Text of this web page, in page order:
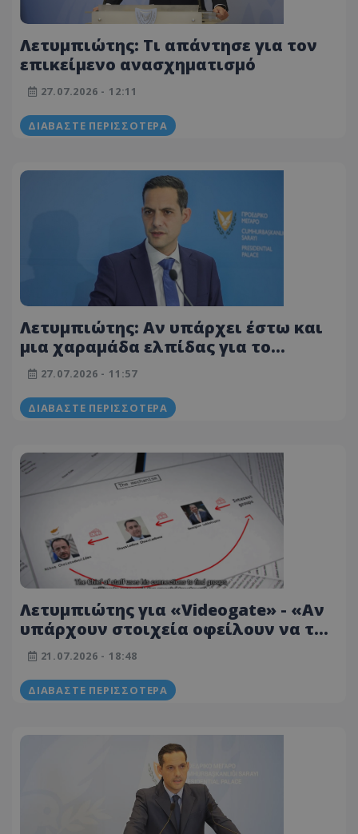
Λετυμπιώτης: Τι απάντησε για τον
επικείμενο ανασχηματισμό
27.07.2026 - 12:11
ΔΙΑΒΆΣΤΕ ΠΕΡΙΣΣΌΤΕΡΑ
Λετυμπιώτης: Αν υπάρχει έστω και
μια χαραμάδα ελπίδας για το
Κυπριακό, θα την αξιοποιήσουμε
27.07.2026 - 11:57
ΔΙΑΒΆΣΤΕ ΠΕΡΙΣΣΌΤΕΡΑ
Λετυμπιώτης για «Videogate» - «Αν
υπάρχουν στοιχεία οφείλουν να τα
δώσουν... κάποιοι υιοθέτησαν
ανεδαφικούς ισχυρισμούς»
21.07.2026 - 18:48
ΔΙΑΒΆΣΤΕ ΠΕΡΙΣΣΌΤΕΡΑ